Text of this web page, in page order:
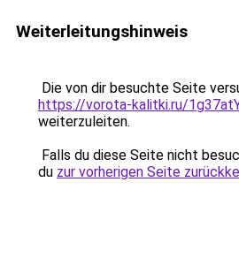
Weiterleitungshinweis
Die von dir besuchte Seite
https://vorota-kalitki.ru/
weiterzuleiten.
Falls du diese Seite nicht
du zur vorherigen Seite